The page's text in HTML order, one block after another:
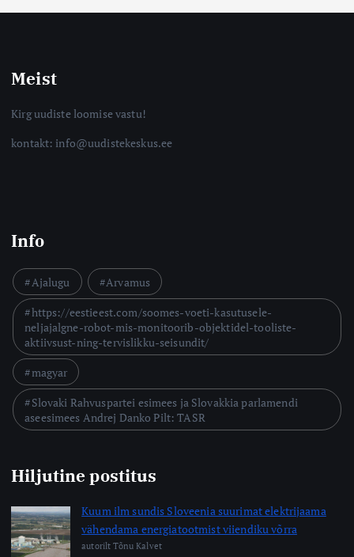
Meist
Kirg uudiste loomise vastu!
kontakt: info@uudistekeskus.ee
Info
Ajalugu
Arvamus
https://eestieest.com/soomes-voeti-kasutusele-
neljajalgne-robot-mis-monitoorib-objektidel-tooliste-
aktiivsust-ning-tervislikku-seisundit/
magyar
Slovaki Rahvuspartei esimees ja Slovakkia parlamendi
aseesimees Andrej Danko Pilt: TASR
Hiljutine postitus
Kuum ilm sundis Sloveenia suurimat elektrijaama
vähendama energiatootmist viiendiku võrra
autorilt Tõnu Kalvet